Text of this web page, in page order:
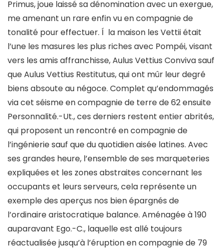
Primus, joue laissé sa dénomination avec un exergue,
me amenant un rare enfin vu en compagnie de
tonalité pour effectuer. Í la maison les Vettii était
l’une les masures les plus riches avec Pompéi, visant
vers les amis affranchisse, Aulus Vettius Conviva sauf
que Aulus Vettius Restitutus, qui ont mûr leur degré
biens absoute au négoce. Complet qu’endommagés
via cet séisme en compagnie de terre de 62 ensuite
Personnalité.-Ut., ces derniers restent entier abrités,
qui proposent un rencontré en compagnie de
l’ingénierie sauf que du quotidien aisée latines. Avec
ses grandes heure, l’ensemble de ses marqueteries
expliquées et les zones abstraites concernant les
occupants et leurs serveurs, cela représente un
exemple des aperçus nos bien épargnés de
l’ordinaire aristocratique balance. Aménagée à 190
auparavant Ego.-C., laquelle est allé toujours
réactualisée jusqu’à l’éruption en compagnie de 79